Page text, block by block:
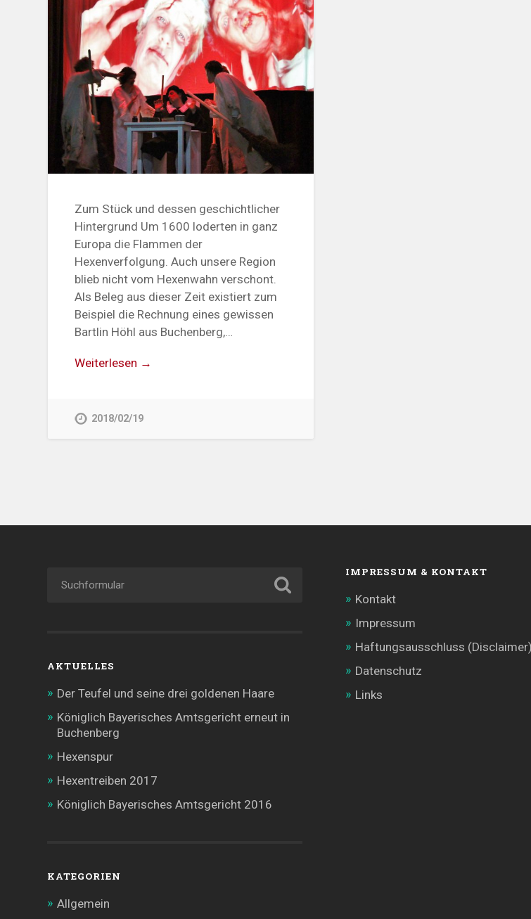
Zum Stück und dessen geschichtlicher
Hintergrund Um 1600 loderten in ganz
Europa die Flammen der
Hexenverfolgung. Auch unsere Region
blieb nicht vom Hexenwahn verschont.
Als Beleg aus dieser Zeit existiert zum
Beispiel die Rechnung eines gewissen
Bartlin Höhl aus Buchenberg,…
Weiterlesen →
2018/02/19
AKTUELLES
Der Teufel und seine drei goldenen Haare
Königlich Bayerisches Amtsgericht erneut in
Buchenberg
Hexenspur
Hexentreiben 2017
Königlich Bayerisches Amtsgericht 2016
KATEGORIEN
Allgemein
IMPRESSUM & KONTAKT
Kontakt
Impressum
Haftungsausschluss (Disclaimer)
Datenschutz
Links